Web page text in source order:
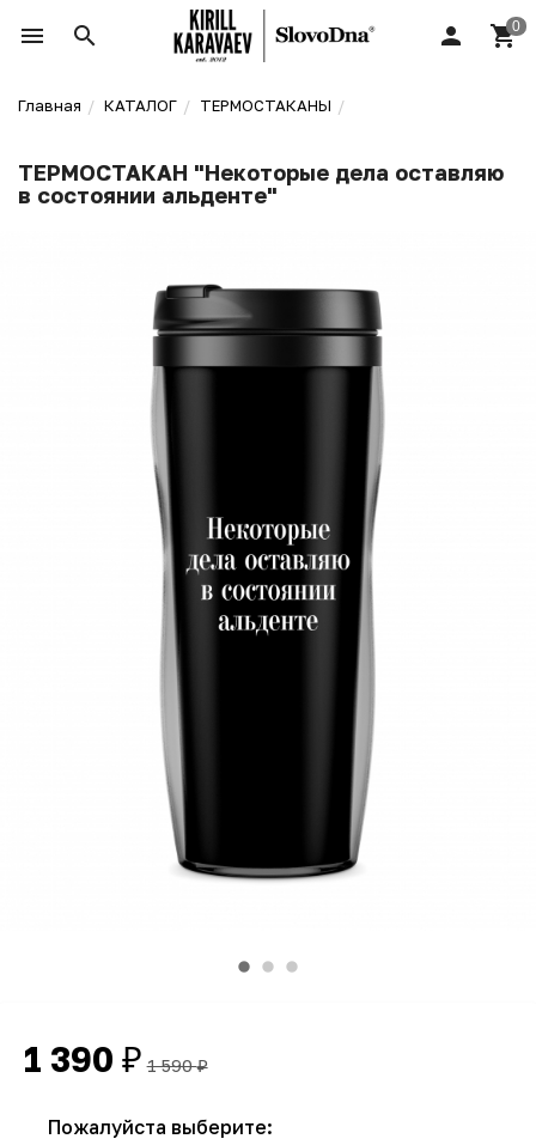
Главная КАТАЛОГ ТЕРМОСТАКАНЫ
ТЕРМОСТАКАН "Некоторые дела оставляю
в состоянии альденте"
1 390 ₽ 1 590₽
Пожалуйста выберите: